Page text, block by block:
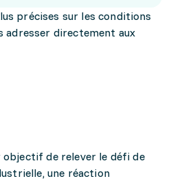
précises sur les conditions
adresser directement aux
objectif de relever le défi de
une réaction